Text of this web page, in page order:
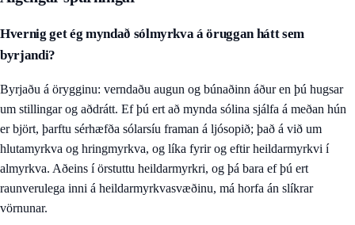
Hvernig get ég myndað sólmyrkva á öruggan hátt sem
byrjandi?
Byrjaðu á örygginu: verndaðu augun og búnaðinn áður en þú hugsar
um stillingar og aðdrátt. Ef þú ert að mynda sólina sjálfa á meðan hún
er björt, þarftu sérhæfða sólarsíu framan á ljósopið; það á við um
hlutamyrkva og hringmyrkva, og líka fyrir og eftir heildarmyrkvi í
almyrkva. Aðeins í örstuttu heildarmyrkri, og þá bara ef þú ert
raunverulega inni á heildarmyrkvasvæðinu, má horfa án slíkrar
vörnunar.